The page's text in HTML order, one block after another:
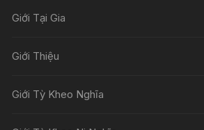
Giới Tại Gia
Giới Thiệu
Giới Tỳ Kheo Nghĩa